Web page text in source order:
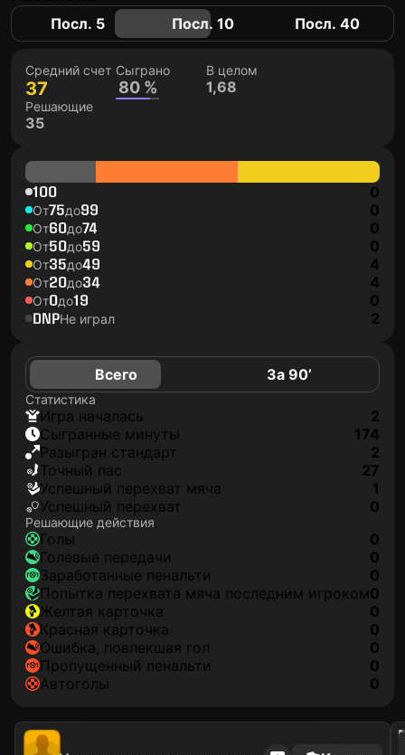
Посл. 5 Посл. 10 Посл. 40
Средний счет
37
Сыграно
80 %
В целом
1,68
Решающие
35
100 0
От75до99 0
От60до74 0
От50до59 0
От35до49 4
От20до34 4
От0до19 0
DNPНе играл 2
Всего За 90’
Статистика
игра началась
2
сыгранные минуты
174
разыгран стандарт
2
точный пас
27
успешный перехват мяча
1
успешный перехват
0
Решающие действия
голы
0
голевые передачи
0
заработанные пенальти
0
попытка перехвата мяча последним игроком0
желтая карточка
0
красная карточка
0
ошибка, повлекшая гол
0
пропущенный пенальти
0
автоголы
0
2024